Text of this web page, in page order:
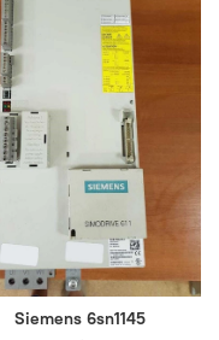
Siemens 6sn1145